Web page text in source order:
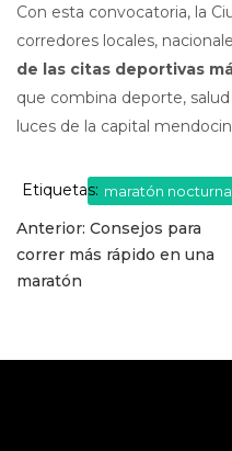
Con esta convocatoria, la
corredores locales,
de las citas deportivas
que combina deporte,
luces de la capital
Etiquetas: maratón nocturna
Navegación
de
Anterior: Consejos para
correr más rápido en una
maratón